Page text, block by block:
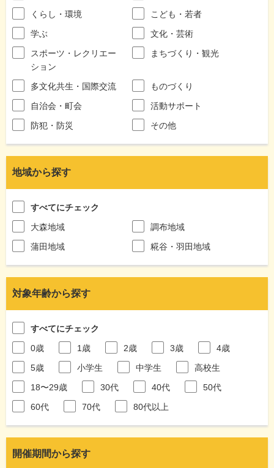
くらし・環境
こども・若者
学ぶ
文化・芸術
スポーツ・レクリエー
ション
まちづくり・観光
多文化共生・国際交流
ものづくり
自治会・町会
活動サポート
防犯・防災
その他
地域から探す
すべてにチェック
大森地域
調布地域
蒲田地域
糀谷・羽田地域
対象年齢から探す
すべてにチェック
0歳
1歳 2歳 3歳
4歳
5歳
小学生 中学生
高校生
18〜29歳
30代 40代
50代
60代
70代 80代以上
開催期間から探す